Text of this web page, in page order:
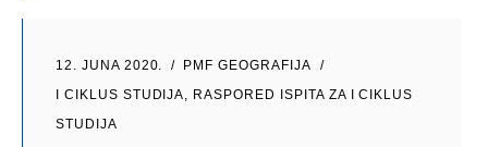
12. JUNA 2020.
PMF GEOGRAFIJA
I CIKLUS STUDIJA, RASPORED ISPITA ZA I CIKLUS
STUDIJA